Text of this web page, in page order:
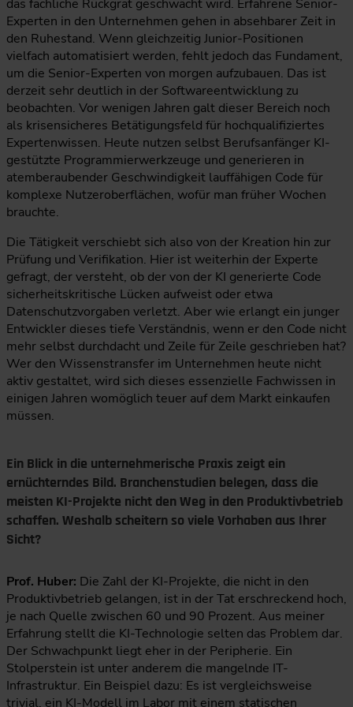
das fachliche Rückgrat geschwächt wird. Erfahrene Senior-
Experten in den Unternehmen gehen in absehbarer Zeit in
den Ruhestand. Wenn gleichzeitig Junior-Positionen
vielfach automatisiert werden, fehlt jedoch das Fundament,
um die Senior-Experten von morgen aufzubauen. Das ist
derzeit sehr deutlich in der Softwareentwicklung zu
beobachten. Vor wenigen Jahren galt dieser Bereich noch
als krisensicheres Betätigungsfeld für hochqualifiziertes
Expertenwissen. Heute nutzen selbst Berufsanfänger KI-
gestützte Programmierwerkzeuge und generieren in
atemberaubender Geschwindigkeit lauffähigen Code für
komplexe Nutzeroberflächen, wofür man früher Wochen
brauchte.
Die Tätigkeit verschiebt sich also von der Kreation hin zur
Prüfung und Verifikation. Hier ist weiterhin der Experte
gefragt, der versteht, ob der von der KI generierte Code
sicherheitskritische Lücken aufweist oder etwa
Datenschutzvorgaben verletzt. Aber wie erlangt ein junger
Entwickler dieses tiefe Verständnis, wenn er den Code nicht
mehr selbst durchdacht und Zeile für Zeile geschrieben hat?
Wer den Wissenstransfer im Unternehmen heute nicht
aktiv gestaltet, wird sich dieses essenzielle Fachwissen in
einigen Jahren womöglich teuer auf dem Markt einkaufen
müssen.
Ein Blick in die unternehmerische Praxis zeigt ein
ernüchterndes Bild. Branchenstudien belegen, dass die
meisten KI-Projekte nicht den Weg in den Produktivbetrieb
schaffen. Weshalb scheitern so viele Vorhaben aus Ihrer
Sicht?
Prof. Huber: Die Zahl der KI-Projekte, die nicht in den
Produktivbetrieb gelangen, ist in der Tat erschreckend hoch,
je nach Quelle zwischen 60 und 90 Prozent. Aus meiner
Erfahrung stellt die KI-Technologie selten das Problem dar.
Der Schwachpunkt liegt eher in der Peripherie. Ein
Stolperstein ist unter anderem die mangelnde IT-
Infrastruktur. Ein Beispiel dazu: Es ist vergleichsweise
trivial, ein KI-Modell im Labor mit einem statischen